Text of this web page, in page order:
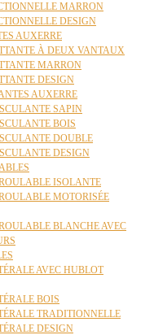
MARRON
DESIGN
AUXERRE
À DEUX VANTAUX
MARRON
DESIGN
AUXERRE
SAPIN
BOIS
DOUBLE
DESIGN
ISOLANTE
MOTORISÉE
BLANCHE AVEC
AVEC HUBLOT
BOIS
TRADITIONNELLE
DESIGN